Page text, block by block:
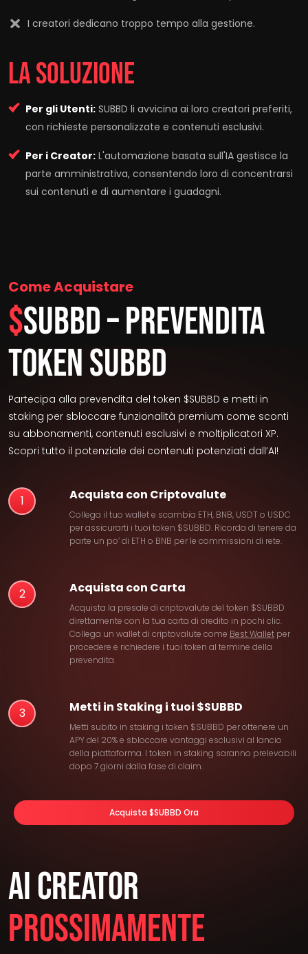
I creatori dedicano troppo tempo alla gestione.
LA SOLUZIONE
Per gli Utenti: SUBBD li avvicina ai loro creatori preferiti,
con richieste personalizzate e contenuti esclusivi.
Per i Creator: L'automazione basata sull'IA gestisce la
parte amministrativa, consentendo loro di concentrarsi
sui contenuti e di aumentare i guadagni.
Come Acquistare
$SUBBD – Prevendita
Token SUBBD
Partecipa alla prevendita del token $SUBBD e metti in
staking per sbloccare funzionalità premium come sconti
su abbonamenti, contenuti esclusivi e moltiplicatori XP.
Scopri tutto il potenziale dei contenuti potenziati dall’AI!
1 Acquista con Criptovalute
Collega il tuo wallet e scambia ETH, BNB, USDT o USDC
per assicurarti i tuoi token $SUBBD. Ricorda di tenere da
parte un po’ di ETH o BNB per le commissioni di rete.
2 Acquista con Carta
Acquista la presale di criptovalute del token $SUBBD
direttamente con la tua carta di credito in pochi clic.
Collega un wallet di criptovalute come Best Wallet per
procedere e richiedere i tuoi token al termine della
prevendita.
3 Metti in Staking i tuoi $SUBBD
Metti subito in staking i token $SUBBD per ottenere un
APY del 20% e sbloccare vantaggi esclusivi al lancio
della piattaforma. I token in staking saranno prelevabili
dopo 7 giorni dalla fase di claim.
Acquista $SUBBD Ora
AI Creator
Prossimamente